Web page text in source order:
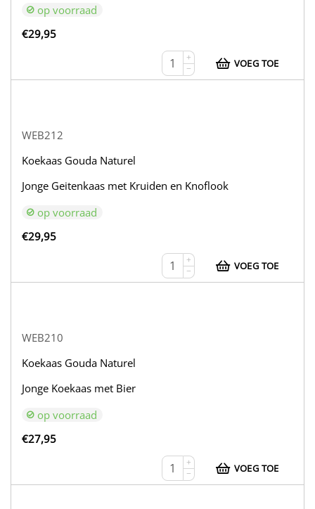
op voorraad
€29,95
+
−
VOEG TOE
WEB212
Koekaas Gouda Naturel
Jonge Geitenkaas met Kruiden en Knoflook
op voorraad
€29,95
+
−
VOEG TOE
WEB210
Koekaas Gouda Naturel
Jonge Koekaas met Bier
op voorraad
€27,95
+
−
VOEG TOE